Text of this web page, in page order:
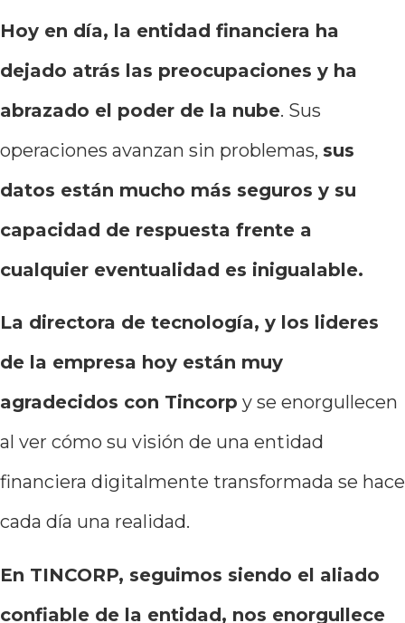
Hoy en día, la entidad financiera ha
dejado atrás las preocupaciones y ha
abrazado el poder de la nube. Sus
operaciones avanzan sin problemas, sus
datos están mucho más seguros y su
capacidad de respuesta frente a
cualquier eventualidad es inigualable.
La directora de tecnología, y los lideres
de la empresa hoy están muy
agradecidos con Tincorp y se enorgullecen
al ver cómo su visión de una entidad
financiera digitalmente transformada se hace
cada día una realidad.
En TINCORP, seguimos siendo el aliado
confiable de la entidad, nos enorgullece